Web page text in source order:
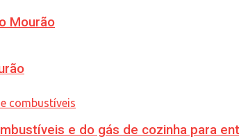
Mourão
e do gás de cozinha para